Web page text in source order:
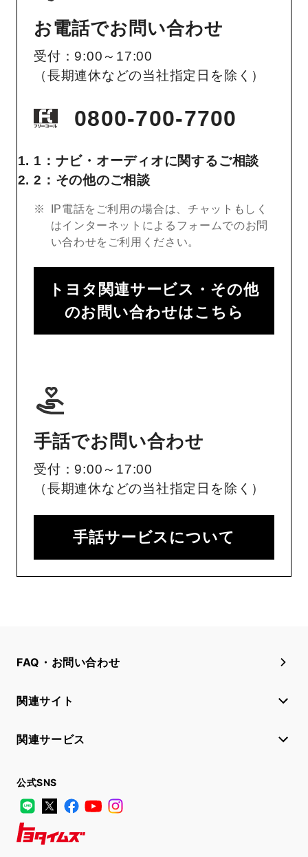
お電話でお問い合わせ
受付：9:00～17:00
（長期連休などの当社指定日を除く）
0800-700-7700
1：ナビ・オーディオに関するご相談
2：その他のご相談
IP電話をご利用の場合は、チャットもしく
はインターネットによるフォームでのお問
い合わせをご利用ください。
トヨタ関連サービス・その他
のお問い合わせはこちら
手話でお問い合わせ
受付：9:00～17:00
（長期連休などの当社指定日を除く）
手話サービスについて
FAQ・お問い合わせ
関連サイト
関連サービス
公式SNS
LINE
X FacebookYouTube